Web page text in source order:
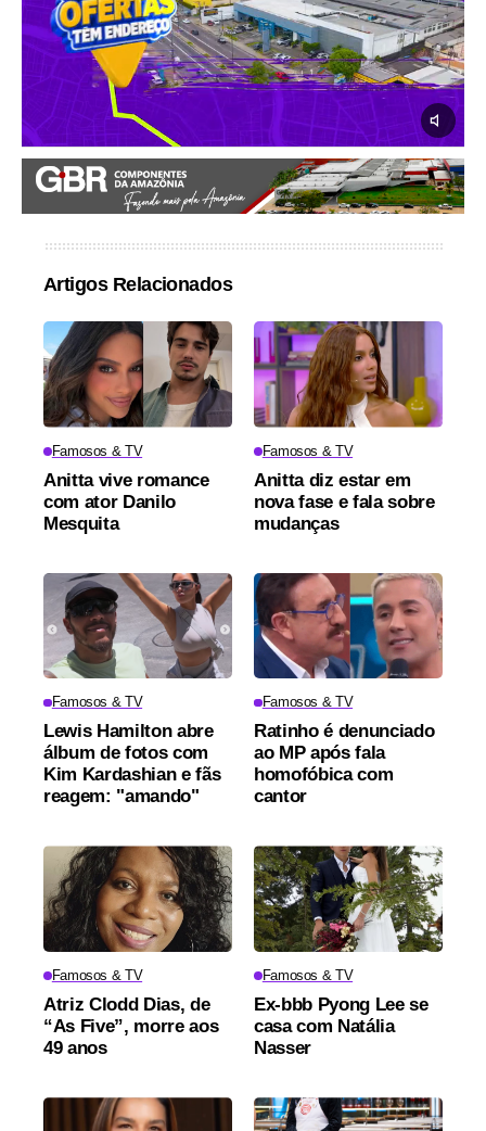
Artigos Relacionados
Famosos & TV
Anitta vive romance
com ator Danilo
Mesquita
Famosos & TV
Anitta diz estar em
nova fase e fala sobre
mudanças
Famosos & TV
Lewis Hamilton abre
álbum de fotos com
Kim Kardashian e fãs
reagem: "amando"
Famosos & TV
Ratinho é denunciado
ao MP após fala
homofóbica com
cantor
Famosos & TV
Atriz Clodd Dias, de
“As Five”, morre aos
49 anos
Famosos & TV
Ex-bbb Pyong Lee se
casa com Natália
Nasser